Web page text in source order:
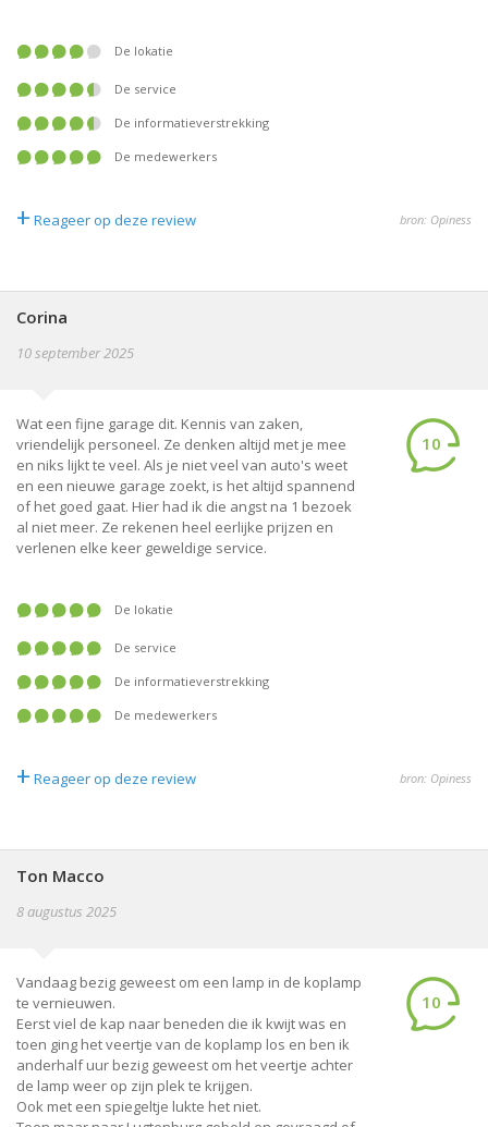
De lokatie
De service
De informatieverstrekking
De medewerkers
+ Reageer op deze review bron: Opiness
Corina
10 september 2025
Wat een fijne garage dit. Kennis van zaken,
vriendelijk personeel. Ze denken altijd met je mee
en niks lijkt te veel. Als je niet veel van auto's weet
en een nieuwe garage zoekt, is het altijd spannend
of het goed gaat. Hier had ik die angst na 1 bezoek
al niet meer. Ze rekenen heel eerlijke prijzen en
verlenen elke keer geweldige service.
10
De lokatie
De service
De informatieverstrekking
De medewerkers
+ Reageer op deze review bron: Opiness
Ton Macco
8 augustus 2025
Vandaag bezig geweest om een lamp in de koplamp
te vernieuwen.
Eerst viel de kap naar beneden die ik kwijt was en
toen ging het veertje van de koplamp los en ben ik
anderhalf uur bezig geweest om het veertje achter
de lamp weer op zijn plek te krijgen.
Ook met een spiegeltje lukte het niet.
10